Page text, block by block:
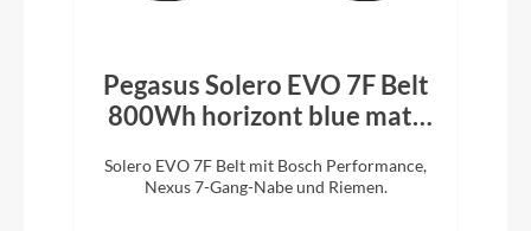
Pegasus Solero EVO 7F Belt
800Wh horizont blue matt
Solero EVO 7F Belt mit Bosch Performance,
Nexus 7-Gang-Nabe und Riemen.